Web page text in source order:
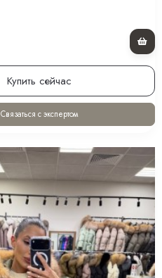
Купить сейчас
Связаться с экспертом